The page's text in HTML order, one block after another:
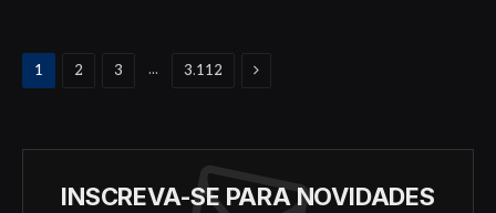
1 2 3 ... 3.112 Proximo
INSCREVA-SE PARA NOVIDADES